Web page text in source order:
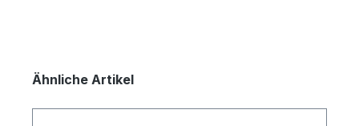
Produktgalerie überspringen
Ähnliche Artikel